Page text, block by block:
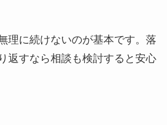
理に続けないのが基本です。落
返すなら相談も検討すると安心